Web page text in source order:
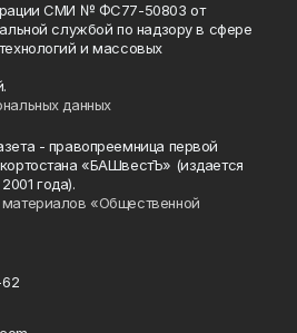
СМИ № ФС77-50803 от
службой по надзору в сфере
и массовых
данных
- правопреемница первой
«БАШвестЪ» (издается
года).
«Общественной